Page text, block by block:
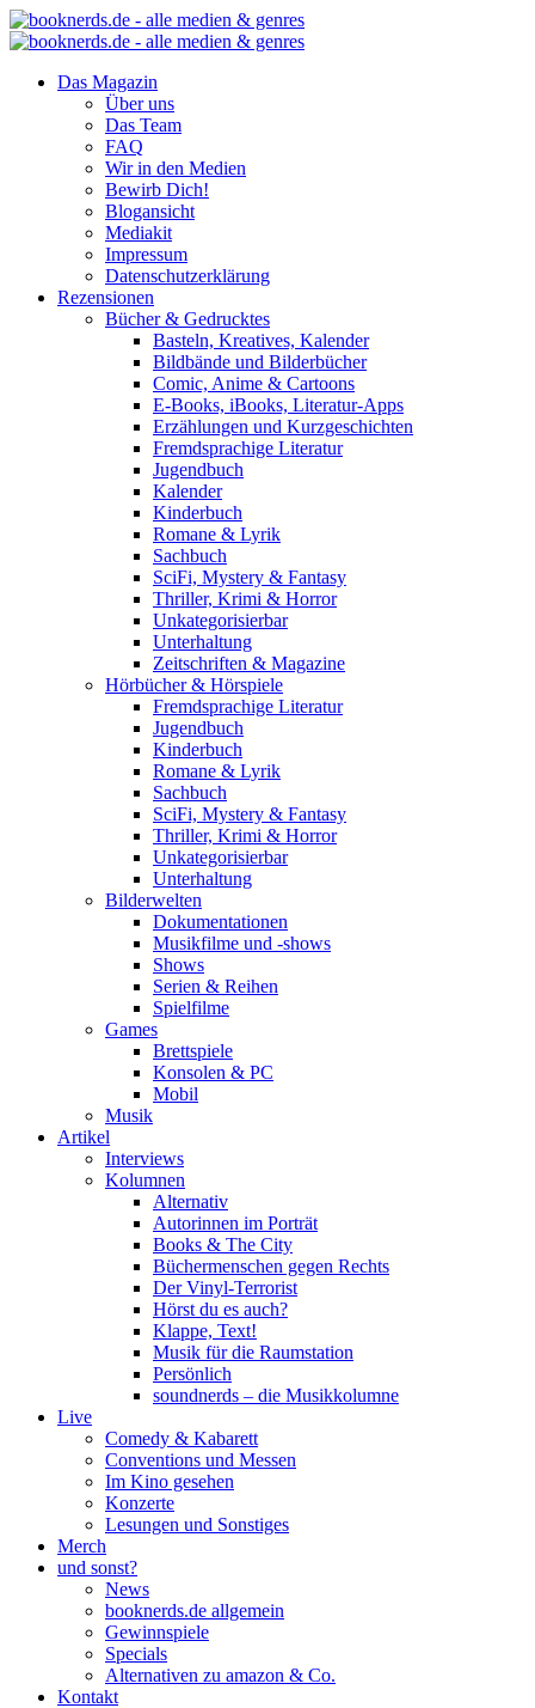
Das Magazin
Über uns
Das Team
FAQ
Wir in den Medien
Bewirb Dich!
Blogansicht
Mediakit
Impressum
Datenschutzerklärung
Rezensionen
Bücher & Gedrucktes
Basteln, Kreatives, Kalender
Bildbände und Bilderbücher
Comic, Anime & Cartoons
E-Books, iBooks, Literatur-Apps
Erzählungen und Kurzgeschichten
Fremdsprachige Literatur
Jugendbuch
Kalender
Kinderbuch
Romane & Lyrik
Sachbuch
SciFi, Mystery & Fantasy
Thriller, Krimi & Horror
Unkategorisierbar
Unterhaltung
Zeitschriften & Magazine
Hörbücher & Hörspiele
Fremdsprachige Literatur
Jugendbuch
Kinderbuch
Romane & Lyrik
Sachbuch
SciFi, Mystery & Fantasy
Thriller, Krimi & Horror
Unkategorisierbar
Unterhaltung
Bilderwelten
Dokumentationen
Musikfilme und -shows
Shows
Serien & Reihen
Spielfilme
Games
Brettspiele
Konsolen & PC
Mobil
Musik
Artikel
Interviews
Kolumnen
Alternativ
Autorinnen im Porträt
Books & The City
Büchermenschen gegen Rechts
Der Vinyl-Terrorist
Hörst du es auch?
Klappe, Text!
Musik für die Raumstation
Persönlich
soundnerds – die Musikkolumne
Live
Comedy & Kabarett
Conventions und Messen
Im Kino gesehen
Konzerte
Lesungen und Sonstiges
Merch
und sonst?
News
booknerds.de allgemein
Gewinnspiele
Specials
Alternativen zu amazon & Co.
Kontakt